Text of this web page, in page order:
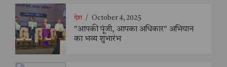
देश / October 4, 2025
"आपकी पूंजी, आपका अधिकार" अभियान
का भव्य शुभारंभ